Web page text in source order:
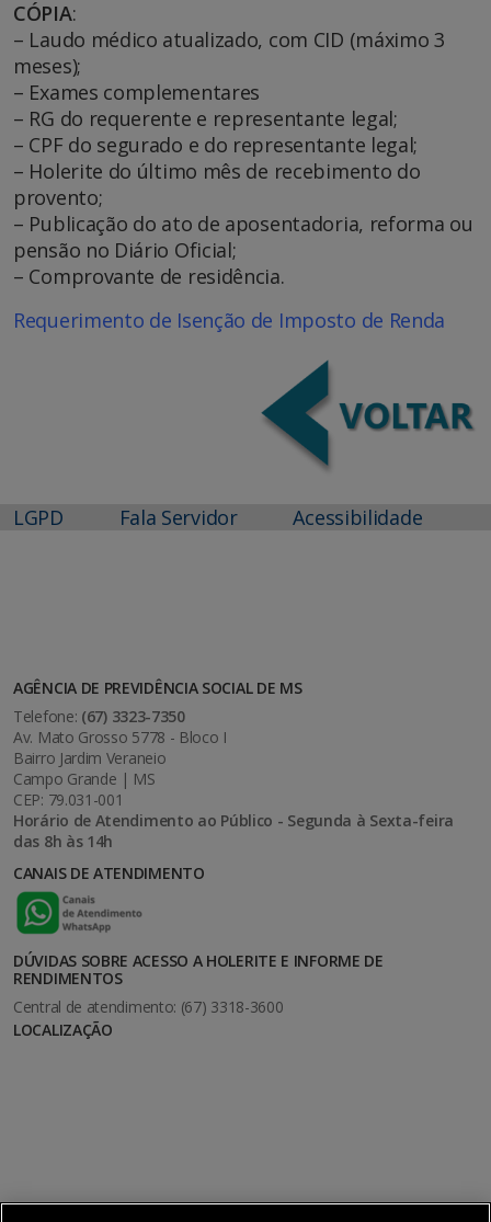
CÓPIA:
– Laudo médico atualizado, com CID (máximo 3
meses);
– Exames complementares
– RG do requerente e representante legal;
– CPF do segurado e do representante legal;
– Holerite do último mês de recebimento do
provento;
– Publicação do ato de aposentadoria, reforma ou
pensão no Diário Oficial;
– Comprovante de residência.
Requerimento de Isenção de Imposto de Renda
LGPD Fala Servidor Acessibilidade
AGÊNCIA DE PREVIDÊNCIA SOCIAL DE MS
Telefone: (67) 3323-7350
Av. Mato Grosso 5778 - Bloco I
Bairro Jardim Veraneio
Campo Grande | MS
CEP: 79.031-001
Horário de Atendimento ao Público - Segunda à Sexta-feira
das 8h às 14h
CANAIS DE ATENDIMENTO
DÚVIDAS SOBRE ACESSO A HOLERITE E INFORME DE
RENDIMENTOS
Central de atendimento: (67) 3318-3600
LOCALIZAÇÃO